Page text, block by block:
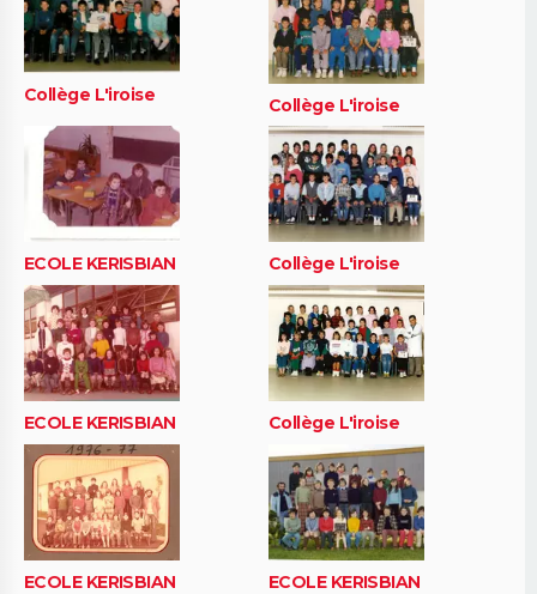
Collège L'iroise Collège L'iroise
ECOLE KERISBIAN Collège L'iroise
ECOLE KERISBIAN Collège L'iroise
ECOLE KERISBIAN ECOLE KERISBIAN